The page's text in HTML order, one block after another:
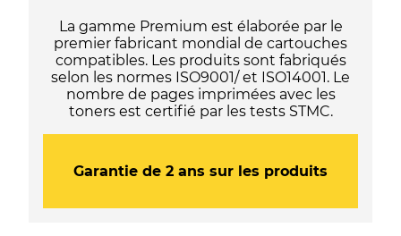
La gamme Premium est élaborée par le
premier fabricant mondial de cartouches
compatibles. Les produits sont fabriqués
selon les normes ISO9001/ et ISO14001. Le
nombre de pages imprimées avec les
toners est certifié par les tests STMC.
Garantie de 2 ans sur les produits